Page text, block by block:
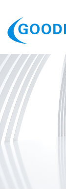
Продукция
ОТРАСЛИ
Категория
Новости
Контакты